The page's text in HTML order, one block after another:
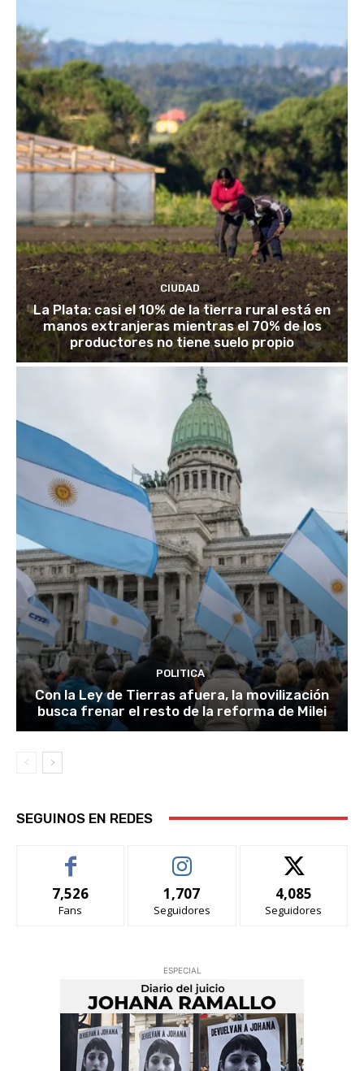
CIUDAD
La Plata: casi el 10% de la tierra rural está en
manos extranjeras mientras el 70% de los
productores no tiene suelo propio
POLITICA
Con la Ley de Tierras afuera, la movilización
busca frenar el resto de la reforma de Milei
SEGUINOS EN REDES
7,526
Fans
1,707
Seguidores
4,085
Seguidores
ESPECIAL